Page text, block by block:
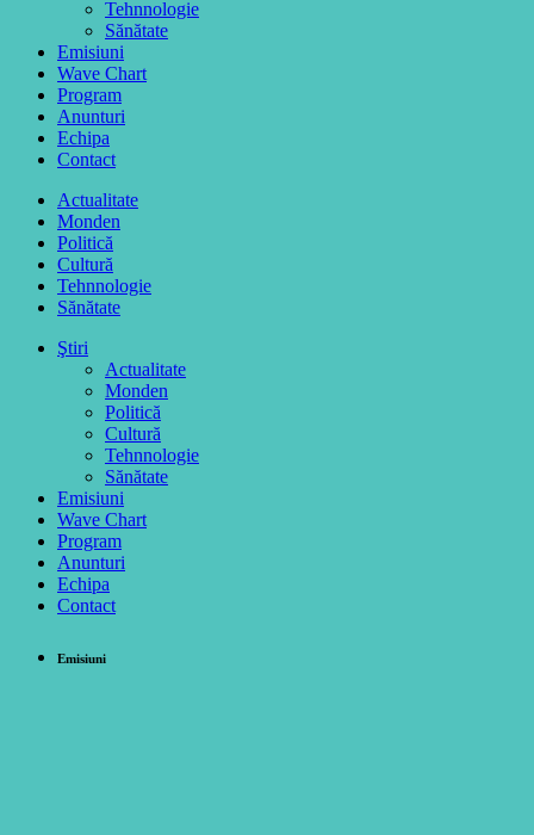
Tehnnologie
Sănătate
Emisiuni
Wave Chart
Program
Anunturi
Echipa
Contact
Actualitate
Monden
Politică
Cultură
Tehnnologie
Sănătate
Ştiri
Actualitate
Monden
Politică
Cultură
Tehnnologie
Sănătate
Emisiuni
Wave Chart
Program
Anunturi
Echipa
Contact
Emisiuni